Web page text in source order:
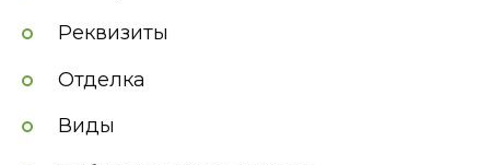
Реквизиты
Отделка
Виды